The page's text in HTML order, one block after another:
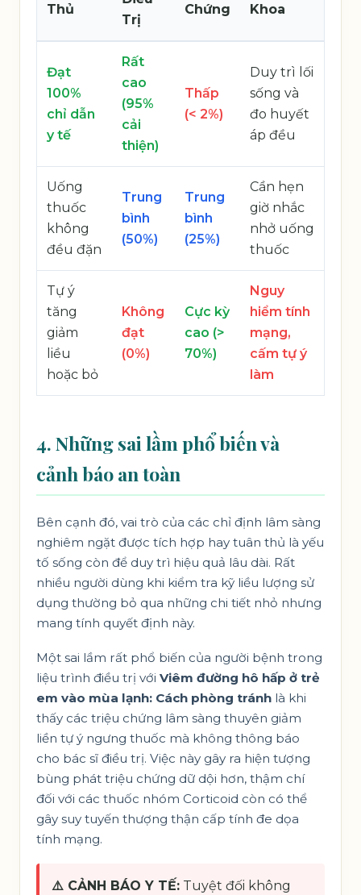
Thủ
Trị
Chứng Khoa
Đạt
100%
chỉ dẫn
y tế
Rất
cao
(95%
cải
thiện)
Thấp
(< 2%)
Duy trì lối
sống và
đo huyết
áp đều
Uống
thuốc
không
đều đặn
Trung
bình
(50%)
Trung
bình
(25%)
Cần hẹn
giờ nhắc
nhở uống
thuốc
Tự ý
tăng
giảm
liều
hoặc bỏ
Không
đạt
(0%)
Cực kỳ
cao (>
70%)
Nguy
hiểm tính
mạng,
cấm tự ý
làm
4. Những sai lầm phổ biến và
cảnh báo an toàn
Bên cạnh đó, vai trò của các chỉ định lâm sàng
nghiêm ngặt được tích hợp hay tuân thủ là yếu
tố sống còn để duy trì hiệu quả lâu dài. Rất
nhiều người dùng khi kiểm tra kỹ liều lượng sử
dụng thường bỏ qua những chi tiết nhỏ nhưng
mang tính quyết định này.
Một sai lầm rất phổ biến của người bệnh trong
liệu trình điều trị với Viêm đường hô hấp ở trẻ
em vào mùa lạnh: Cách phòng tránh là khi
thấy các triệu chứng lâm sàng thuyên giảm
liền tự ý ngưng thuốc mà không thông báo
cho bác sĩ điều trị. Việc này gây ra hiện tượng
bùng phát triệu chứng dữ dội hơn, thậm chí
đối với các thuốc nhóm Corticoid còn có thể
gây suy tuyến thượng thận cấp tính đe dọa
tính mạng.
⚠️ CẢNH BÁO Y TẾ: Tuyệt đối không